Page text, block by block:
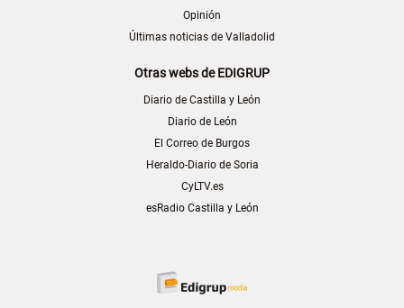
Opinión
Últimas noticias de Valladolid
Otras webs de EDIGRUP
Diario de Castilla y León
Diario de León
El Correo de Burgos
Heraldo-Diario de Soria
CyLTV.es
esRadio Castilla y León